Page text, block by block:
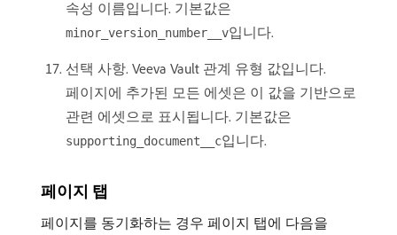
속성 이름입니다. 기본값은
minor_version_number__v입니다.
선택 사항. Veeva Vault 관계 유형 값입니다.
페이지에 추가된 모든 에셋은 이 값을 기반으로
관련 에셋으로 표시됩니다. 기본값은
supporting_document__c입니다.
페이지 탭
페이지를 동기화하는 경우 페이지 탭에 다음을